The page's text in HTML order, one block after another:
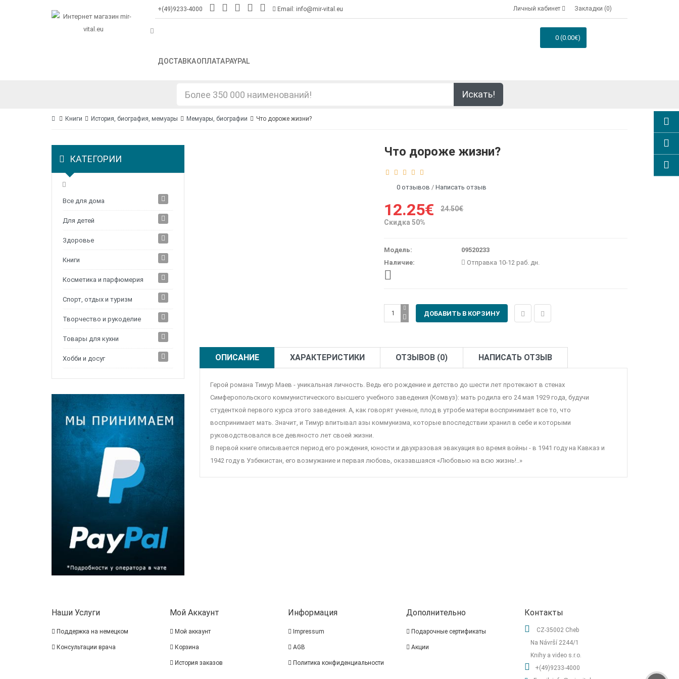
+(49)9233-4000 Email: info@mir-vital.eu Личный кабинет Закладки (0)
ДОСТАВКАОПЛАТАPAYPAL
0 (0.00€)
Искать!
Книги История, биография, мемуары Мемуары, биографии Что дороже жизни?
КАТЕГОРИИ
Все для дома
Для детей
Здоровье
Книги
Косметика и парфюмерия
Спорт, отдых и туризм
Творчество и рукоделие
Товары для кухни
Хобби и досуг
Что дороже жизни?
0 отзывов /Написать отзыв
12.25€
24.50€
Скидка 50%
Модель:
09520233
Наличие:
Отправка 10-12 раб. дн.
ОПИСАНИЕ ХАРАКТЕРИСТИКИ ОТЗЫВОВ (0) НАПИСАТЬ ОТЗЫВ
Герой романа Тимур Маев - уникальная личность. Ведь его рождение и детство до шести лет протекают в стенах
Симферопольского коммунистического высшего учебного заведения (Комвуз): мать родила его 24 мая 1929 года, будучи
студенткой первого курса этого заведения. А, как говорят ученые, плод в утробе матери воспринимает все то, что
воспринимает мать. Значит, и Тимур впитывал азы коммунизма, которые впоследствии хранил в себе и которыми
руководствовался все девяносто лет своей жизни.
В первой книге описывается период его рождения, юности и двухразовая эвакуация во время войны - в 1941 году на Кавказ и
1942 году в Узбекистан, его возмужание и первая любовь, оказавшаяся «Любовью на всю жизнь!..»
Наши Услуги
Поддержка на немецком
Консультации врача
Мой Аккаунт
Мой аккаунт
Корзина
История заказов
Информация
Impressum
AGB
Политика конфиденциальности
Дополнительно
Подарочные сертификаты
Акции
Контакты
CZ-35002 Cheb
Na Návrší 2244/1
Knihy a video s.r.o.
+(49)9233-4000